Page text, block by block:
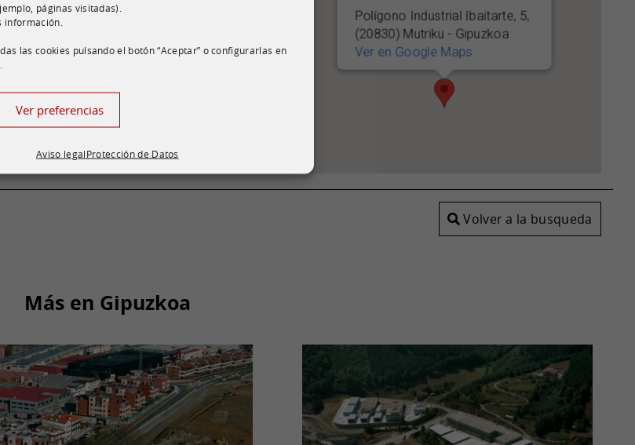
páginas visitadas).
las cookies pulsando el botón “Aceptar” o configurarlas en
Ver preferencias
Aviso legalProtección de Datos
Polígono Industrial Ibaitarte, 5,
(20830) Mutriku - Gipuzkoa
Ver en Google Maps
Volver a la busqueda
Más en Gipuzkoa